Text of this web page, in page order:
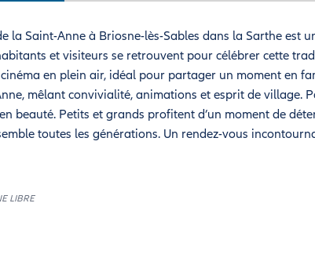
la Saint-Anne à Briosne-lès-Sables dans la Sarthe est
et visiteurs se retrouvent pour célébrer cette
en plein air, idéal pour partager un moment en
mêlant convivialité, animations et esprit de village.
beauté. Petits et grands profitent d’un moment de
toutes les générations. Un rendez-vous
LIBRE